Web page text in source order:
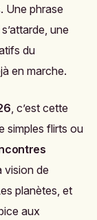
Une phrase
une
du
en marche.
, c’est cette
simples flirts ou
vision de
planètes, et
aux